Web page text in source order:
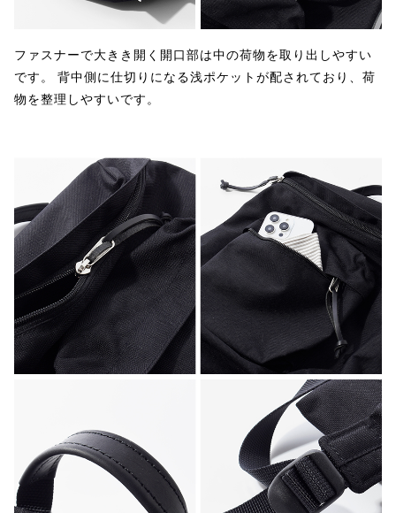
ファスナーで大きき開く開口部は中の荷物を取り出しやすい
です。 背中側に仕切りになる浅ポケットが配されており、荷
物を整理しやすいです。